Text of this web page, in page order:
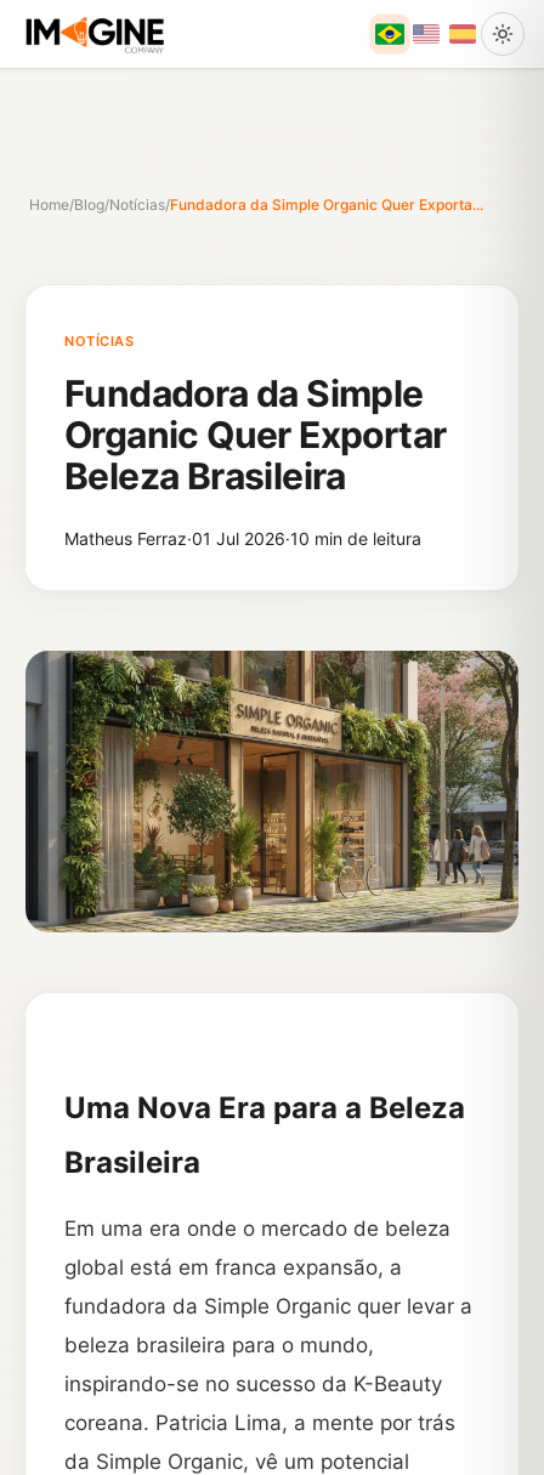
Home/Blog/Notícias/Fundadora da Simple Organic Quer Exporta...
NOTÍCIAS
Fundadora da Simple
Organic Quer Exportar
Beleza Brasileira
Matheus Ferraz·01 Jul 2026·10 min de leitura
Uma Nova Era para a Beleza
Brasileira
Em uma era onde o mercado de beleza
global está em franca expansão, a
fundadora da Simple Organic quer levar a
beleza brasileira para o mundo,
inspirando-se no sucesso da K-Beauty
coreana. Patricia Lima, a mente por trás
da Simple Organic, vê um potencial